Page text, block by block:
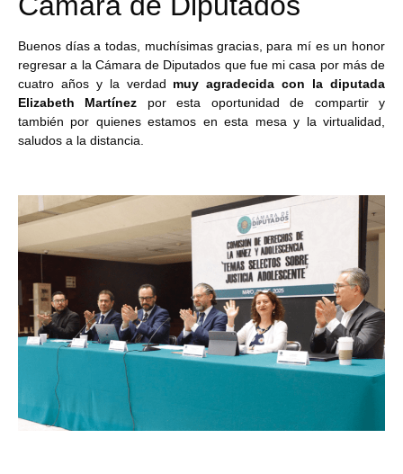
Buenos días a todas, muchísimas gracias, para mí es un honor
regresar a la Cámara de Diputados que fue mi casa por más de
cuatro años y la verdad muy agradecida con la diputada
Elizabeth Martínez por esta oportunidad de compartir y
también por quienes estamos en esta mesa y la virtualidad,
saludos a la distancia.